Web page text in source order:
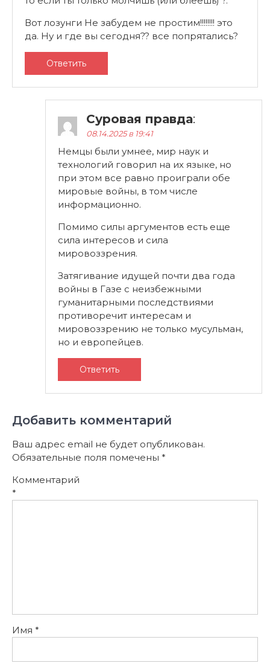
Вот лозунги Не забудем не простим!!!!!!!! это
да. Ну и где вы сегодня?? все попрятались?
Ответить
Суровая правда:
08.14.2025 в 19:41
Немцы были умнее, мир наук и
технологий говорил на их языке, но
при этом все равно проиграли обе
мировые войны, в том числе
информационно.
Помимо силы аргументов есть еще
сила интересов и сила
мировоззрения.
Затягивание идущей почти два года
войны в Газе с неизбежными
гуманитарными последствиями
противоречит интересам и
мировоззрению не только мусульман,
но и европейцев.
Ответить
Добавить комментарий
Ваш адрес email не будет опубликован.
Обязательные поля помечены *
Комментарий
*
Имя *